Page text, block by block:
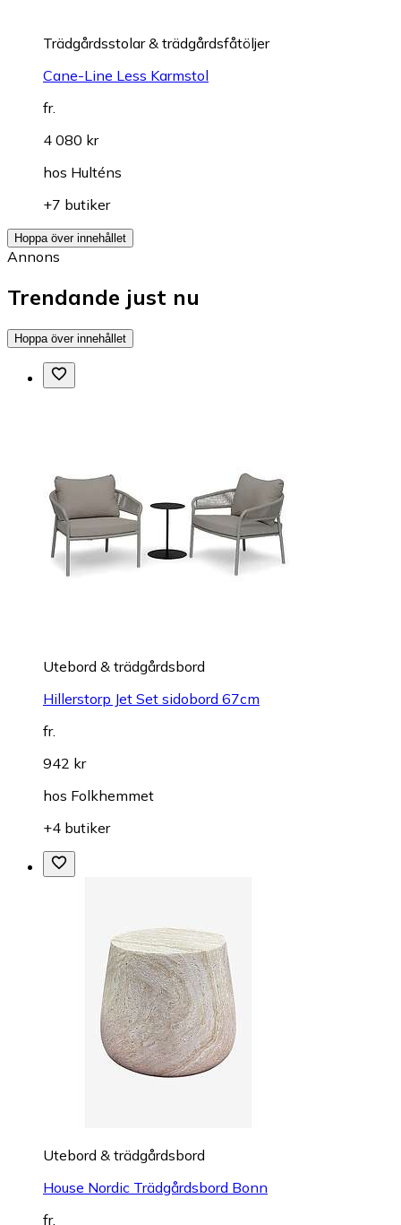
Trädgårdsstolar & trädgårdsfåtöljer
Cane-Line Less Karmstol
fr.
4 080 kr
hos Hulténs
+7 butiker
Hoppa över innehållet
Annons
Trendande just nu
Hoppa över innehållet
Utebord & trädgårdsbord
Hillerstorp Jet Set sidobord 67cm
fr.
942 kr
hos Folkhemmet
+4 butiker
Utebord & trädgårdsbord
House Nordic Trädgårdsbord Bonn
fr.